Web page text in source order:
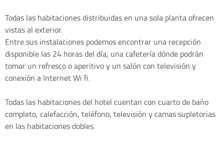
Todas las habitaciones distribuidas en una sola planta ofrecen
vistas al exterior.
Entre sus instalaciones podemos encontrar una recepción
disponible las 24 horas del día, una cafetería dónde podrán
tomar un refresco o aperitivo y un salón con televisión y
conexión a Internet Wi fi.
Todas las habitaciones del hotel cuentan con cuarto de baño
completo, calefacción, teléfono, televisión y camas supletorias
en las habitaciones dobles.